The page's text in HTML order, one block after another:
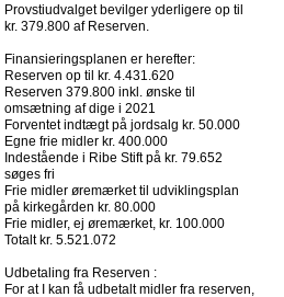
Provstiudvalget bevilger yderligere op til
kr. 379.800 af Reserven.
Finansieringsplanen er herefter:
Reserven op til kr. 4.431.620
Reserven 379.800 inkl. ønske til
omsætning af dige i 2021
Forventet indtægt på jordsalg kr. 50.000
Egne frie midler kr. 400.000
Indestående i Ribe Stift på kr. 79.652
søges fri
Frie midler øremærket til udviklingsplan
på kirkegården kr. 80.000
Frie midler, ej øremærket, kr. 100.000
Totalt kr. 5.521.072
Udbetaling fra Reserven :
For at I kan få udbetalt midler fra reserven,